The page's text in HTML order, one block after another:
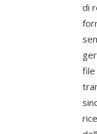
di
file